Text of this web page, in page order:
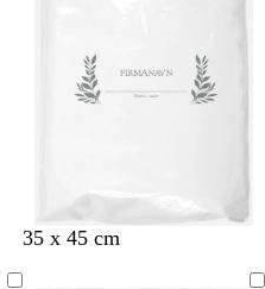
35 x 45 cm